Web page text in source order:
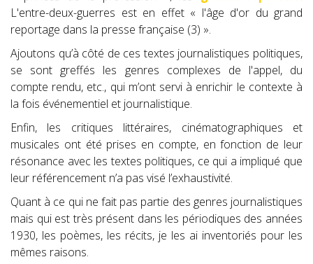
L'entre-deux-guerres est en effet « l'âge d'or du grand
reportage dans la presse française (3) ».
Ajoutons qu’à côté de ces textes journalistiques politiques,
se sont greffés les genres complexes de l'appel, du
compte rendu, etc., qui m’ont servi à enrichir le contexte à
la fois événementiel et journalistique.
Enfin, les critiques littéraires, cinématographiques et
musicales ont été prises en compte, en fonction de leur
résonance avec les textes politiques, ce qui a impliqué que
leur référencement n’a pas visé l’exhaustivité.
Quant à ce qui ne fait pas partie des genres journalistiques
mais qui est très présent dans les périodiques des années
1930, les poèmes, les récits, je les ai inventoriés pour les
mêmes raisons.